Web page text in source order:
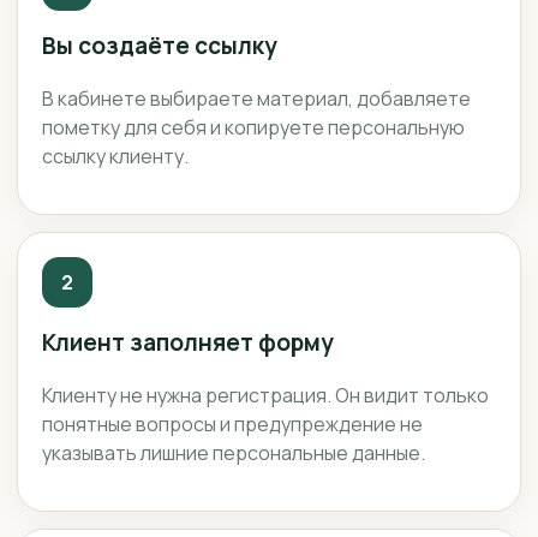
Вы создаёте ссылку
В кабинете выбираете материал, добавляете
пометку для себя и копируете персональную
ссылку клиенту.
2
Клиент заполняет форму
Клиенту не нужна регистрация. Он видит только
понятные вопросы и предупреждение не
указывать лишние персональные данные.